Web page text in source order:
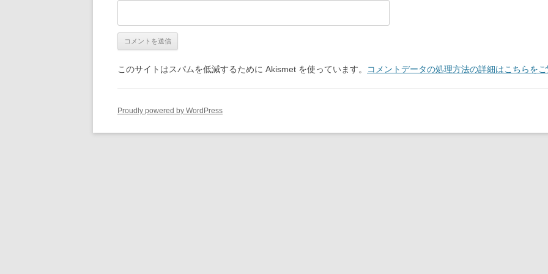
このサイトはスパムを低減するために Akismet を使っています。 コメントデータの処理方法の詳細はこちらを
Proudly powered by WordPress